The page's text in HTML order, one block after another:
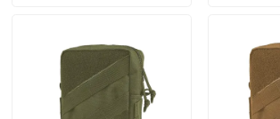
Тактическая сумка оружия
Охотиться сумка оружия